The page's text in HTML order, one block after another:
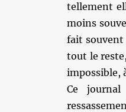
tellement
moins
fait souvent
tout le
impossible,
Ce